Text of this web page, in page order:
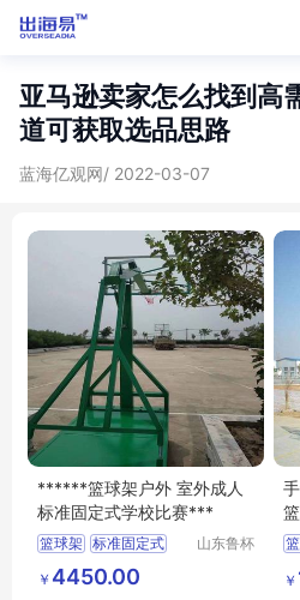
亚马逊卖家怎么找到高
道可获取选品思路
蓝海亿观网/ 2022-03-07
******篮球架户外 室外成人
标准固定式学校比赛***
篮球架 标准固定式
室外篮球架
山东鲁杯
￥ 4450.00 ￥